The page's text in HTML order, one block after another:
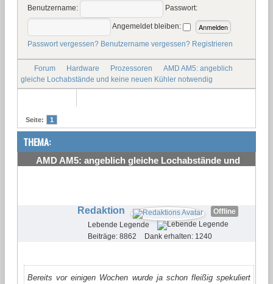
Benutzername:
Passwort:
Angemeldet bleiben:
Passwort vergessen? Benutzername vergessen? Registrieren
Forum Hardware Prozessoren
AMD AM5: angeblich
gleiche Lochabstände und keine neuen Kühler notwendig
Seite: 1
THEMA:
AMD AM5: angeblich gleiche Lochabstände und
Redaktion
Offline
Lebende Legende
Beiträge: 8862
Dank erhalten: 1240
Bereits vor einigen Wochen wurde ja schon fleißig spekuliert